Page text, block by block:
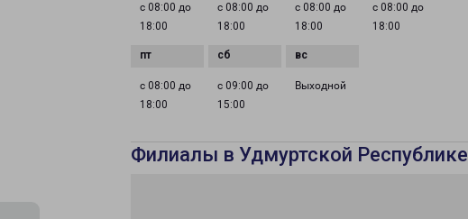
с 08:00 до
18:00
с 08:00 до
18:00
с 08:00 до
18:00
с 08:00 до
18:00
с 08:00 до
18:00
с 09:00 до
15:00
Выходной
Филиалы в Удмуртской Республике